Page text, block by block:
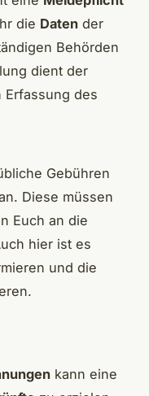
die Daten der
Behörden
dient der
Erfassung des
Gebühren
Diese müssen
Euch an die
hier ist es
und die
kann eine